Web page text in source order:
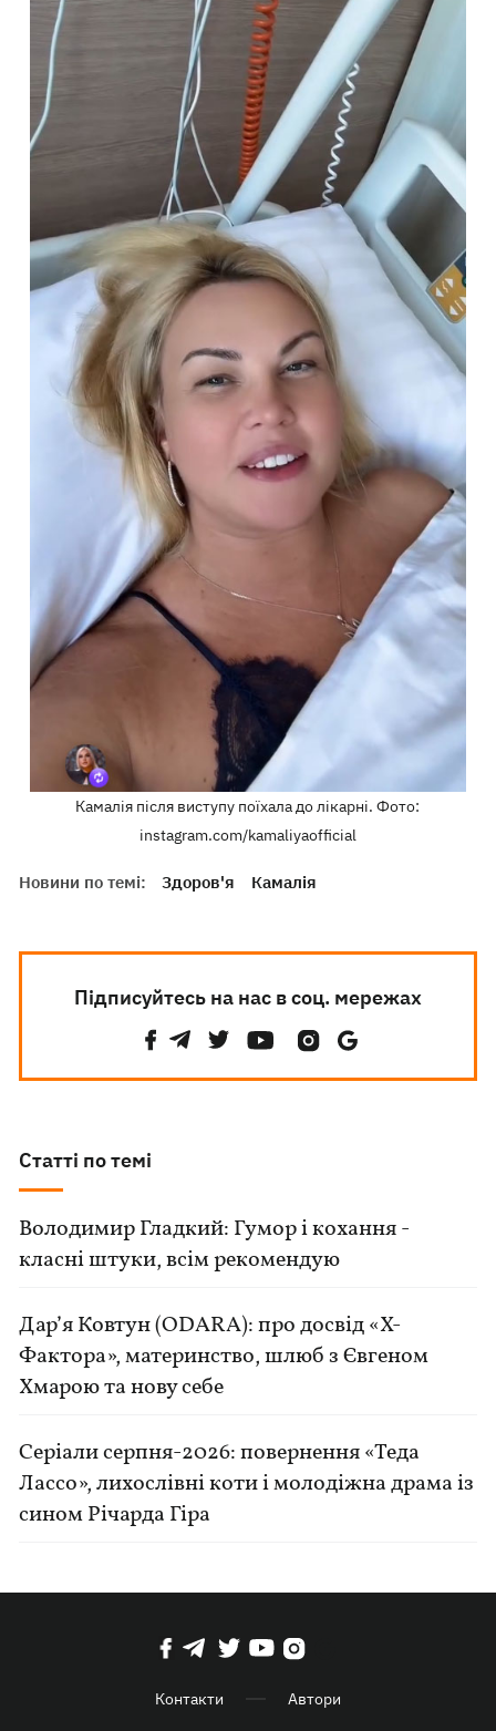
Камалія після виступу поїхала до лікарні. Фото:
instagram.com/kamaliyaofficial
Новини по темі: Здоров'я Камалія
Підписуйтесь на нас в соц. мережах
Статті по темі
Володимир Гладкий: Гумор і кохання -
класні штуки, всім рекомендую
Дар’я Ковтун (ODARA): про досвід «Х-
Фактора», материнство, шлюб з Євгеном
Хмарою та нову себе
Серіали серпня-2026: повернення «Теда
Лассо», лихослівні коти і молодіжна драма із
сином Річарда Гіра
Контакти Автори